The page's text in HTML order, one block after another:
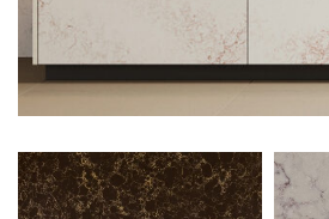
SEE
MORE